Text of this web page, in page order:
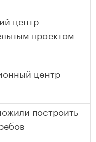
центр
проектом
центр
построить